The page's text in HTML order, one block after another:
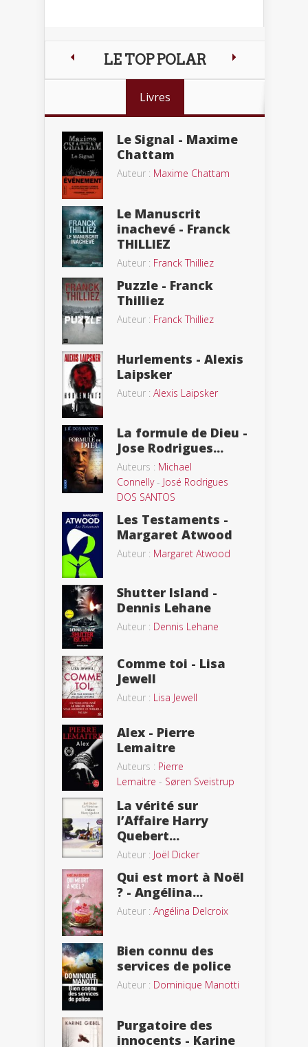
LE TOP POLAR
Livres
Le Signal - Maxime
Chattam
Auteur : Maxime Chattam
Le Manuscrit
inachevé - Franck
THILLIEZ
Auteur : Franck Thilliez
Puzzle - Franck
Thilliez
Auteur : Franck Thilliez
Hurlements - Alexis
Laipsker
Auteur : Alexis Laipsker
La formule de Dieu -
Jose Rodrigues...
Auteurs : Michael
Connelly- José Rodrigues
DOS SANTOS
Les Testaments -
Margaret Atwood
Auteur : Margaret Atwood
Shutter Island -
Dennis Lehane
Auteur : Dennis Lehane
Comme toi - Lisa
Jewell
Auteur : Lisa Jewell
Alex - Pierre
Lemaitre
Auteurs : Pierre
Lemaitre - Søren Sveistrup
La vérité sur
l’Affaire Harry
Quebert...
Auteur : Joël Dicker
Qui est mort à Noël
? - Angélina...
Auteur : Angélina Delcroix
Bien connu des
services de police
Auteur : Dominique Manotti
Purgatoire des
innocents - Karine